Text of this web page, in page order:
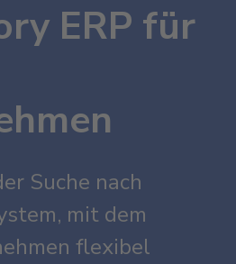
ERP für
Suche nach
mit dem
flexibel